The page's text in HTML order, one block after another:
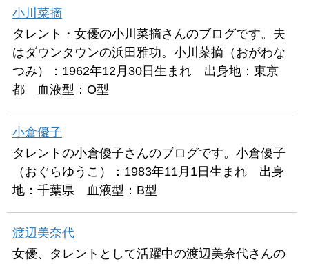
小川菜摘
タレント・女優の小川菜摘さんのブログです。夫
はダウンタウンの浜田雅功。小川菜摘（おがわな
つみ）：1962年12月30日生まれ 出身地：東京
都 血液型：O型
小倉優子
タレントの小倉優子さんのブログです。小倉優子
（おぐらゆうこ）：1983年11月1日生まれ 出身
地：千葉県 血液型：B型
渡辺美奈代
女優、タレントとして活躍中の渡辺美奈代さんの